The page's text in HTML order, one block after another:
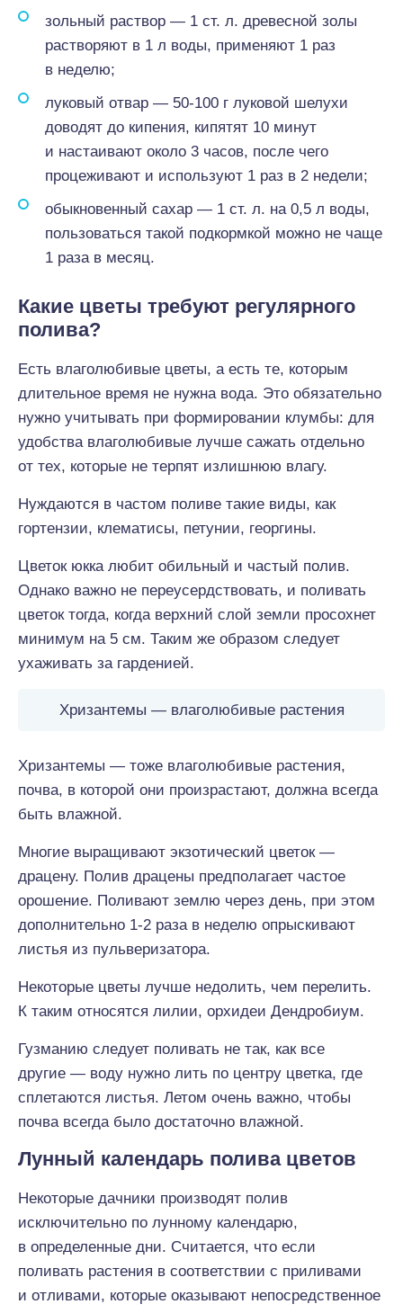
зольный раствор — 1 ст. л. древесной золы
растворяют в 1 л воды, применяют 1 раз
в неделю;
луковый отвар — 50-100 г луковой шелухи
доводят до кипения, кипятят 10 минут
и настаивают около 3 часов, после чего
процеживают и используют 1 раз в 2 недели;
обыкновенный сахар — 1 ст. л. на 0,5 л воды,
пользоваться такой подкормкой можно не чаще
1 раза в месяц.
Какие цветы требуют регулярного
полива?
Есть влаголюбивые цветы, а есть те, которым
длительное время не нужна вода. Это обязательно
нужно учитывать при формировании клумбы: для
удобства влаголюбивые лучше сажать отдельно
от тех, которые не терпят излишнюю влагу.
Нуждаются в частом поливе такие виды, как
гортензии, клематисы, петунии, георгины.
Цветок юкка любит обильный и частый полив.
Однако важно не переусердствовать, и поливать
цветок тогда, когда верхний слой земли просохнет
минимум на 5 см. Таким же образом следует
ухаживать за гарденией.
Хризантемы — влаголюбивые растения
Хризантемы — тоже влаголюбивые растения,
почва, в которой они произрастают, должна всегда
быть влажной.
Многие выращивают экзотический цветок —
драцену. Полив драцены предполагает частое
орошение. Поливают землю через день, при этом
дополнительно 1-2 раза в неделю опрыскивают
листья из пульверизатора.
Некоторые цветы лучше недолить, чем перелить.
К таким относятся лилии, орхидеи Дендробиум.
Гузманию следует поливать не так, как все
другие — воду нужно лить по центру цветка, где
сплетаются листья. Летом очень важно, чтобы
почва всегда было достаточно влажной.
Лунный календарь полива цветов
Некоторые дачники производят полив
исключительно по лунному календарю,
в определенные дни. Считается, что если
поливать растения в соответствии с приливами
и отливами, которые оказывают непосредственное